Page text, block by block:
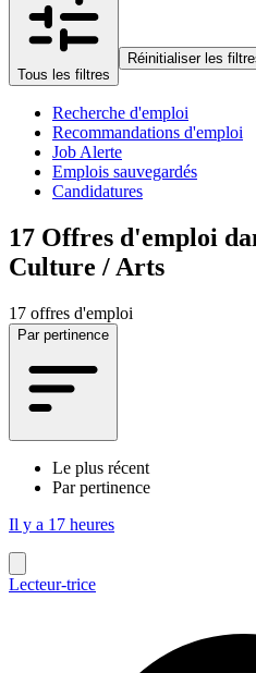
Tous les filtres
Réinitialiser les
Recherche d'emploi
Recommandations d'emploi
Job Alerte
Emplois sauvegardés
Candidatures
17 Offres d'emploi
Culture / Arts
17 offres d'emploi
Par pertinence
Le plus récent
Par pertinence
Il y a 17 heures
Lecteur-trice